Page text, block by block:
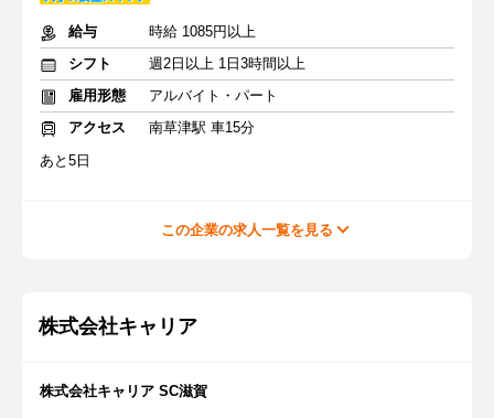
給与
時給 1085円以上
シフト
週2日以上 1日3時間以上
雇用形態
アルバイト・パート
アクセス
南草津駅 車15分
あと5日
この企業の求人一覧を見る
株式会社キャリア
株式会社キャリア SC滋賀